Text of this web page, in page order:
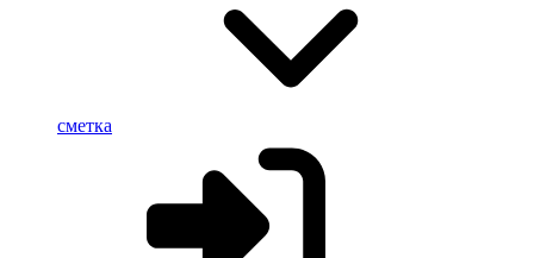
сметка